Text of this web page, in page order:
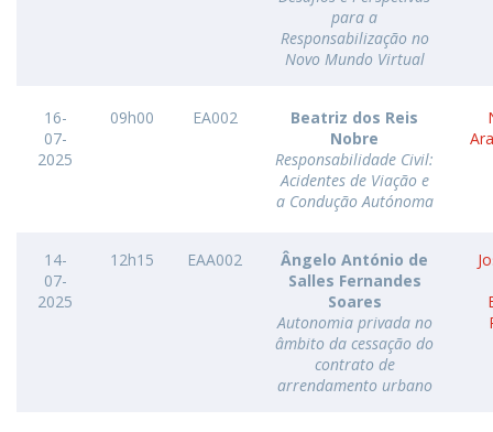
para a
Responsabilização no
Novo Mundo Virtual
16-
07-
2025
09h00 EA002
Beatriz dos Reis
Nobre
Responsabilidade Civil:
Acidentes de Viação e
a Condução Autónoma
14-
07-
2025
12h15 EAA002
Ângelo António de
Salles Fernandes
Soares
Autonomia privada no
âmbito da cessação do
contrato de
arrendamento urbano